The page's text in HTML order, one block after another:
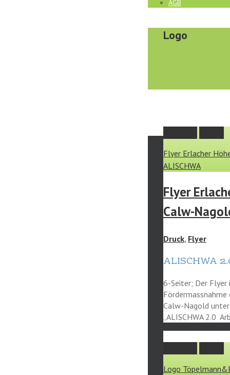
AGB
Logo
Flyer Erlacher
ALISCHWA
Flyer
Calw-
Druck, Flyer
ALISCHWA
6-Seiter; Der
Calw-Nagold
„ALISCHWA 2.0
Logo